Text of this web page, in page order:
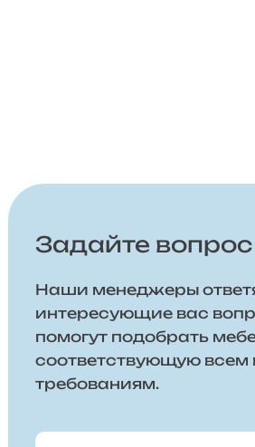
Задайте вопрос
Наши менеджеры
интересующие вас
помогут подобрать
соответствующую
требованиям.